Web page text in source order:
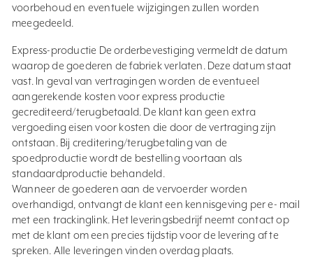
voorbehoud en eventuele wijzigingen zullen worden
meegedeeld.
Express-productie De orderbevestiging vermeldt de datum
waarop de goederen de fabriek verlaten. Deze datum staat
vast. In geval van vertragingen worden de eventueel
aangerekende kosten voor express productie
gecrediteerd/terugbetaald. De klant kan geen extra
vergoeding eisen voor kosten die door de vertraging zijn
ontstaan. Bij creditering/terugbetaling van de
spoedproductie wordt de bestelling voortaan als
standaardproductie behandeld.
Wanneer de goederen aan de vervoerder worden
overhandigd, ontvangt de klant een kennisgeving per e- mail
met een trackinglink. Het leveringsbedrijf neemt contact op
met de klant om een precies tijdstip voor de levering af te
spreken. Alle leveringen vinden overdag plaats.